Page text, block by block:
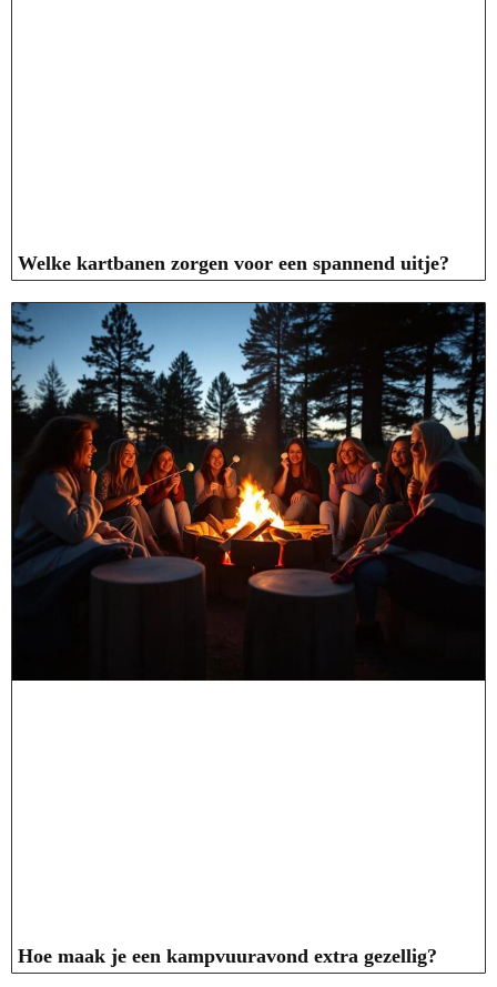
Welke kartbanen zorgen voor een spannend uitje?
Hoe maak je een kampvuuravond extra gezellig?